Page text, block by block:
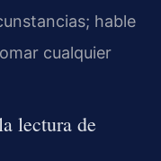
hable
cualquier
lectura de